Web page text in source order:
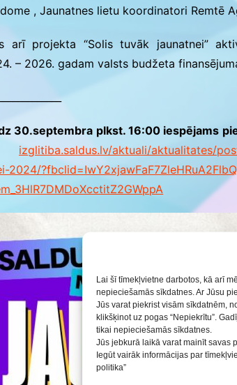
Lai šī tīmekļvietne darbotos, kā arī
nepieciešamās sīkdatnes. Ar Jūsu
Jūs varat piekrist visām sīkdatnēm,
klikšķinot uz pogas “Nepiekrītu”.
tikai nepieciešamās sīkdatnes.
Jūs jebkurā laikā varat mainīt savas
Iegūt vairāk informācijas par
politika”
, Jaunatnes lietu koordinatori Remtē
arī projekta “Solis tuvāk jaunatnei”
– 2026. gadam valsts budžeta
30.septembra plkst. 16:00 iespējams
izglitiba.saldus.lv/aktuali/aktualitates/
2024/